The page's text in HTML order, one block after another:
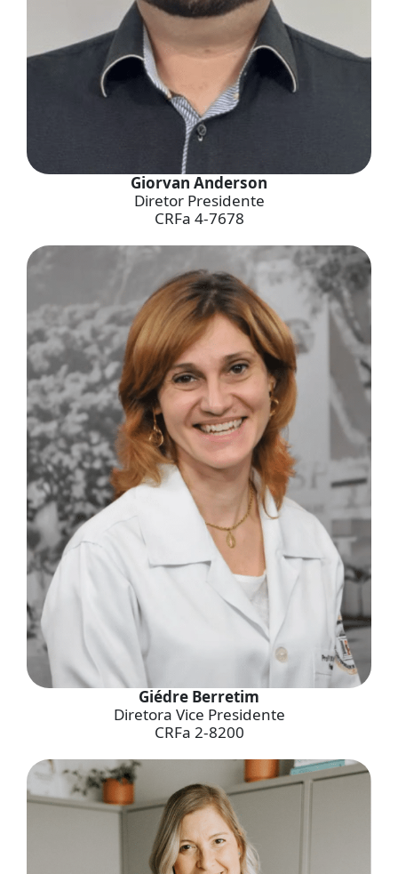
Giorvan Anderson
Diretor Presidente
CRFa 4-7678
Giédre Berretim
Diretora Vice Presidente
CRFa 2-8200